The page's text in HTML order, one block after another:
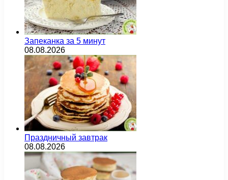
Запеканка за 5 минут
08.08.2026
Праздничный завтрак
08.08.2026